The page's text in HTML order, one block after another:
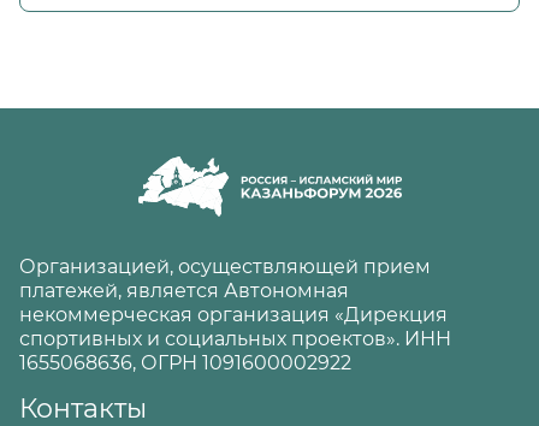
Организацией, осуществляющей прием
платежей, является Автономная
некоммерческая организация «Дирекция
спортивных и социальных проектов». ИНН
1655068636, ОГРН 1091600002922
Контакты